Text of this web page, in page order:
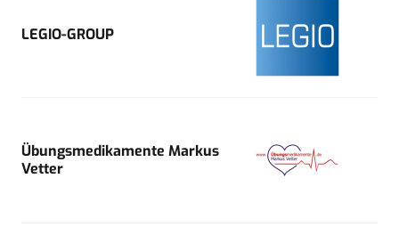
LEGIO-GROUP
Übungsmedikamente Markus
Vetter